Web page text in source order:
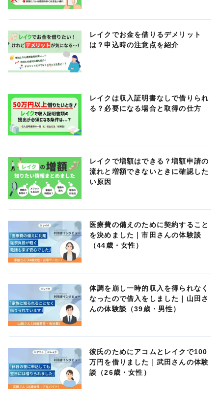
レイクでお金を借りるデメリット
は？申込時の注意点を紹介
レイクは収入証明書なしで借りられ
る？必要になる場合と取得の仕方
レイクで増額はできる？増額申請の
流れと増額できないときに確認した
い原因
医療費の備えのために契約すること
を決めました｜市田さんの体験談
（44歳・女性）
体調を崩し一時的収入を得られなく
なったので借入をしました｜山田さ
んの体験談（39歳・男性）
彼氏のためにアコムとレイクで100
万円を借りました｜武田さんの体験
談（26歳・女性）